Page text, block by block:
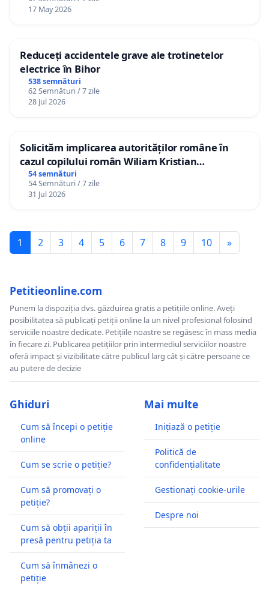
17 May 2026
Reduceți accidentele grave ale trotinetelor
electrice în Bihor
538 semnături
62 Semnături / 7 zile
28 Jul 2026
Solicităm implicarea autorităților române în
cazul copilului român Wiliam Kristian
Gheorghe, aflat în plasament în Danemarca de
12 ani
54 semnături
54 Semnături / 7 zile
31 Jul 2026
1 2 3 4 5 6 7 8 9 10 »
Petitieonline.com
Punem la dispoziția dvs. găzduirea gratis a petițiile online. Aveți
posibilitatea să publicați petiții online la un nivel profesional folosind
serviciile noastre dedicate. Petițiile noastre se regăsesc în mass media
în fiecare zi. Publicarea petițiilor prin intermediul serviciilor noastre
oferă impact și vizibilitate către publicul larg cât și către persoane ce
au putere de decizie
Ghiduri
Cum să începi o petiție
online
Cum se scrie o petiție?
Cum să promovați o
petiție?
Cum să obții apariții în
presă pentru petiția ta
Cum să înmânezi o
petiție
Mai multe
Inițiază o petiție
Politică de
confidențialitate
Gestionați cookie-urile
Despre noi